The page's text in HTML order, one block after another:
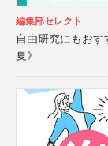
編集部セレクト
自由研究にもお
夏》